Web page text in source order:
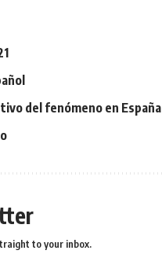
del fenómeno en España
to your inbox.